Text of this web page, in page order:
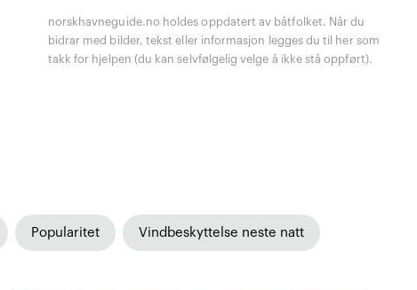
norskhavneguide.no holdes oppdatert av båtfolket. Når du
bidrar med bilder, tekst eller informasjon legges du til her som
takk for hjelpen (du kan selvfølgelig velge å ikke stå oppført).
Popularitet Vindbeskyttelse neste natt